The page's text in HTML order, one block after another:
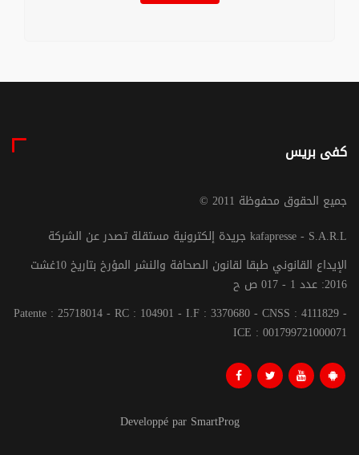
كفى بريس
© جميع الحقوق محفوظة 2011
جريدة إلكترونية مستقلة تصدر عن الشركة kafapresse - S.A.R.L
الإيداع القانوني طبقا لقانون الصحافة والنشر المؤرخ بتاريخ 10غشت
2016: عدد 1 - 017 ص ح
Patente : 25718014 - RC : 104901 - I.F : 3370680 - CNSS : 4111829 -
ICE : 001799721000071
Developpé par SmartProg